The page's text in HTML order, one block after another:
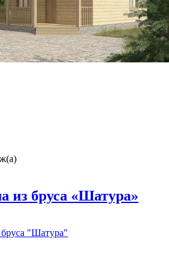
из бруса «Шатура»